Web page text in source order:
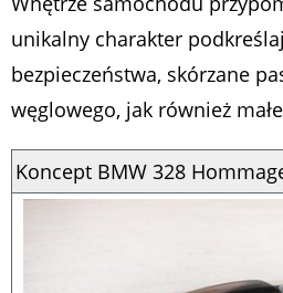
unikalny charakter
bezpieczeństwa, skórzane
węglowego, jak również
Koncept BMW 328